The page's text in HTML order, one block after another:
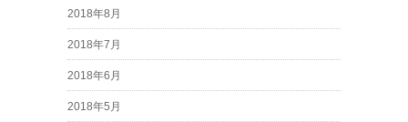
2018年8月
2018年7月
2018年6月
2018年5月